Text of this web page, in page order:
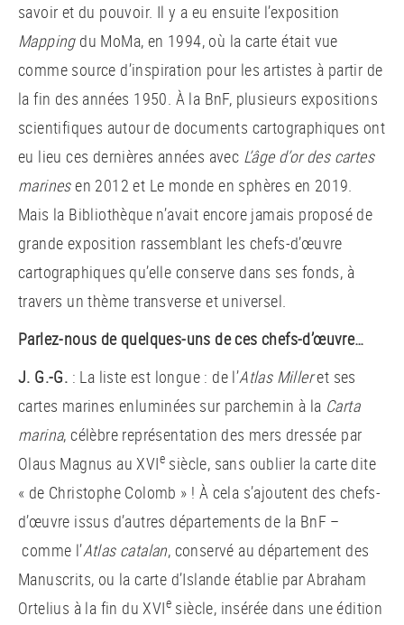
savoir et du pouvoir. Il y a eu ensuite l’exposition
Mapping du MoMa, en 1994, où la carte était vue
comme source d’inspiration pour les artistes à partir de
la fin des années 1950. À la BnF, plusieurs expositions
scientifiques autour de documents cartographiques ont
eu lieu ces dernières années avec L’âge d’or des cartes
marinesen 2012 et Le monde en sphères en 2019.
Mais la Bibliothèque n’avait encore jamais proposé de
grande exposition rassemblant les chefs-d’œuvre
cartographiques qu’elle conserve dans ses fonds, à
travers un thème transverse et universel.
Parlez-nous de quelques-uns de ces chefs-d’œuvre…
J. G.-G. : La liste est longue : de l’Atlas Milleret ses
cartes marines enluminées sur parchemin à la Carta
marina, célèbre représentation des mers dressée par
Olaus Magnus au XVIe siècle, sans oublier la carte dite
« de Christophe Colomb » ! À cela s’ajoutent des chefs-
d’œuvre issus d’autres départements de la BnF –
comme l’Atlas catalan, conservé au département des
Manuscrits, ou la carte d’Islande établie par Abraham
Ortelius à la fin du XVIe siècle, insérée dans une édition